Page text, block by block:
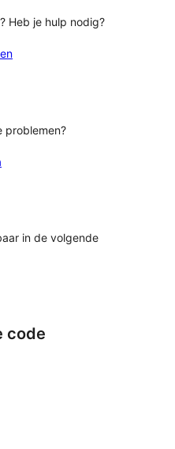
Heb je hulp nodig?
problemen?
in de volgende
code